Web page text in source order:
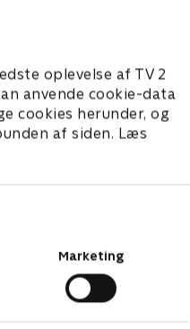
oplevelse af TV 2
anvende cookie-data
cookies herunder, og
af siden. Læs
Marketing
hemmelig
14. november